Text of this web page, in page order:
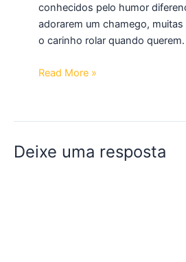
conhecidos pelo humor
adorarem um chamego,
o carinho rolar quando
Read More »
Deixe uma resposta